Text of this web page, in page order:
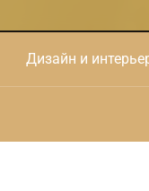
Дизайн и